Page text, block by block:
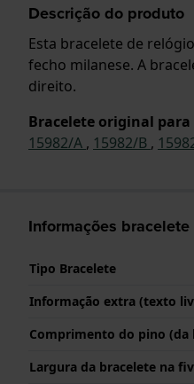
Descrição do produto
Esta bracelete de
fecho milanese. A
direito.
Bracelete original para
15982/A , 15982/B ,
Informações bracelete
Tipo Bracelete
Informação extra (texto
Comprimento do pino (da
Largura da bracelete na